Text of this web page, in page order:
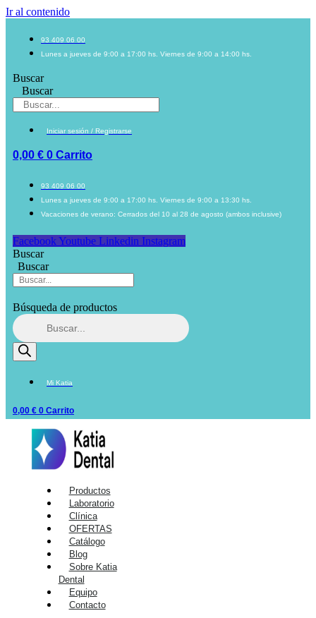
Ir al contenido
93 409 06 00
Lunes a jueves de 9:00 a 17:00 hs. Viernes de 9:00 a 14:00 hs.
Buscar
Buscar
Iniciar sesión / Registrarse
0,00 € 0 Carrito
93 409 06 00
Lunes a jueves de 9:00 a 17:00 hs. Viernes de 9:00 a 13:30 hs.
Vacaciones de verano: Cerrados del 10 al 28 de agosto (ambos inclusive)
Facebook Youtube Linkedin Instagram
Buscar
Buscar
Búsqueda de productos
Mi Katia
0,00 € 0 Carrito
Productos
Laboratorio
Clínica
OFERTAS
Catálogo
Blog
Sobre Katia
Dental
Equipo
Contacto